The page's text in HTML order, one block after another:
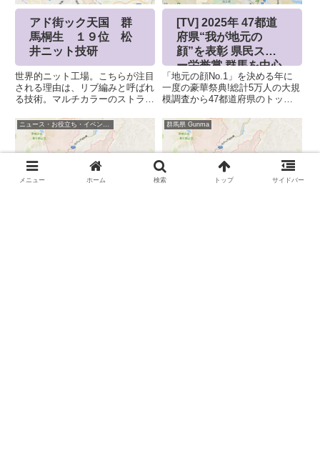
アド街ック天国 群
馬桐生 １９位 松
井ニット技研
世界的ニット工場。こちらが注目
される理由は、リブ編みと呼ばれ
る技術。マルチカラーのストライ
の張り具合を手作業で確認。糸の
テンションを常に微調整しながら
編み上げ、優れた伸縮性を備えた
美しい逸品を生み出すのです。
そ...
[TV] 2025年 47都道
府県“我が地元の
顔”を表彰 県民スタ
ー栄誉賞 群馬を中心
に紹介
「地元の顔No.1」を決める年に
一度の豪華祭典!総計5万人の大規
模調査から47都道府県のトップ
で紹介された、地元の顔。下記個
人については別の記事で深堀して
いきます！ちなみに、特設会場に
は、他にも、宮下 兼史鷹（...
ニュース・お役立ち・イベント情報 群馬県 Gunma
メニュー ホーム 検索 トップ サイドバー